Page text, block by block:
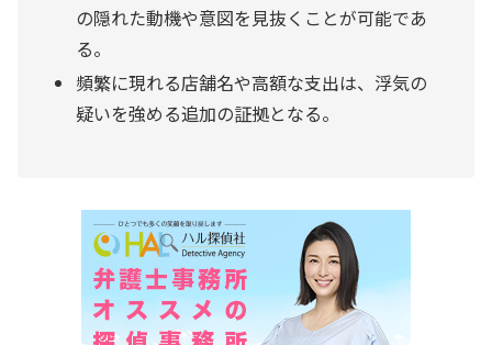
の隠れた動機や意図を見抜くことが可能であ
る。
頻繁に現れる店舗名や高額な支出は、浮気の
疑いを強める追加の証拠となる。